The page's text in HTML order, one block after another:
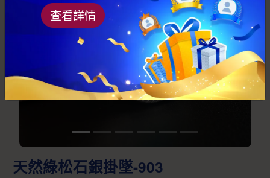
Previous Next
天然綠松石銀掛墜-903
查看詳情